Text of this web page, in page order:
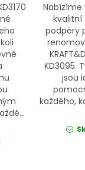
kvalitní
podpěry
KD3095.
jsou
každého,